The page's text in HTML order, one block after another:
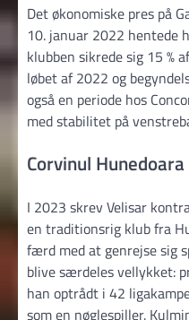
Det økonomiske pres på
10. januar 2022 hentede
klubben sikrede sig 15 %
løbet af 2022 og
også en periode hos
med stabilitet på
Corvinul
I 2023 skrev Velisar
en traditionsrig klub fra
færd med at genrejse sig
blive særdeles vellykket:
han optrådt i 42
som en nøglespiller.